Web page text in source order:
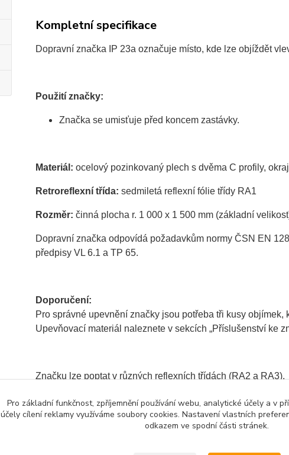
Kompletní specifikace
Dopravní značka IP 23a označuje místo, kde lze objíždět
Použití značky:
Značka se umisťuje před koncem zastávky.
Materiál: ocelový pozinkovaný plech s dvěma C profily,
Retroreflexní třída: sedmiletá reflexní fólie třídy RA1
Rozměr: činná plocha r. 1 000 x 1 500 mm (základní
Dopravní značka odpovídá požadavkům normy ČSN EN
předpisy VL 6.1 a TP 65.
Doporučení:
Pro správné upevnění značky jsou potřeba tři kusy objímek,
Upevňovací materiál naleznete v sekcích „Příslušenství ke
Značku lze poptat v různých reflexních třídách (RA2 a RA3).
Pro základní funkčnost, zpříjemnění používání webu, analytické účely a v
účely cílení reklamy využíváme soubory cookies. Nastavení vlastních
odkazem ve spodní části stránek.